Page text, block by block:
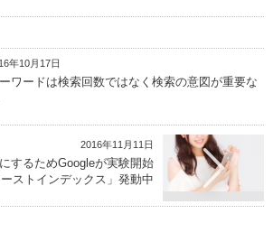
年10月17日
ワードは検索回数ではなく検索の意図が重要な
2016年11月11日
するためGoogleが実験開始
ーストインデックス」発動中